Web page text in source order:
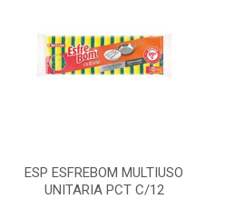
ESP ESFREBOM MULTIUSO
UNITARIA PCT C/12